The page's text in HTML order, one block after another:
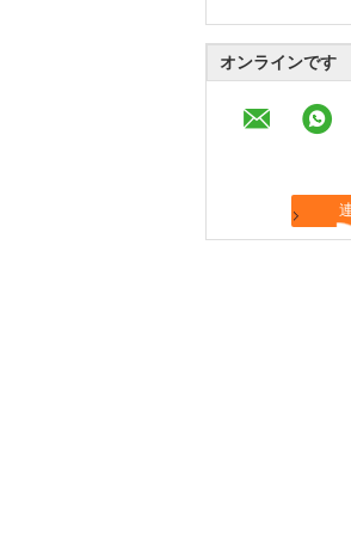
オンラインです